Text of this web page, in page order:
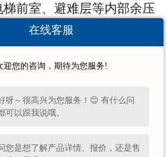
前室、避难层等内部余压
机位置宜处于排烟区的
给定工况点下的比A声级
在线客服
迎您的咨询，期待为您服务!
呀～很高兴为您服务！😊 有什么问
可以跟我说哦。
您是想了解产品详情、报价，还是售